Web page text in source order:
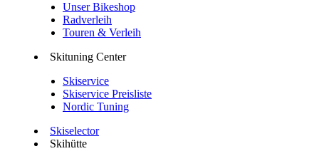
Unser Bikeshop
Radverleih
Touren & Verleih
Skituning Center
Skiservice
Skiservice Preisliste
Nordic Tuning
Skiselector
Skihütte